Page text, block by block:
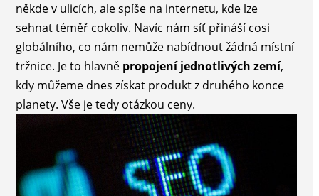
někde v ulicích, ale spíše na internetu, kde lze
sehnat téměř cokoliv. Navíc nám síť přináší cosi
globálního, co nám nemůže nabídnout žádná místní
tržnice. Je to hlavně propojení jednotlivých zemí,
kdy můžeme dnes získat produkt z druhého konce
planety. Vše je tedy otázkou ceny.